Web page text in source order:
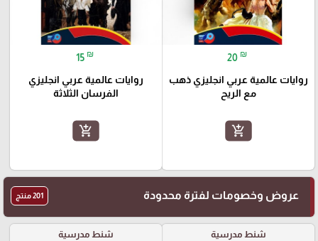
20 ₪
روايات عالمية عربي انجليزي ذهب
مع الريح
add_shopping_cart
15 ₪
روايات عالمية عربي انجليزي
الفرسان الثلاثة
add_shopping_cart
عروض وخصومات لفترة محدودة 201 منتج
شنط مدرسية شنط مدرسية